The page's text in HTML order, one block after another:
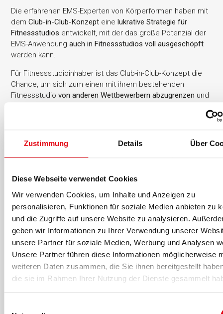
Zustimmung Details Über
Diese Webseite verwendet Cookies
Wir verwenden Cookies, um Inhalte und Anzeigen zu
personalisieren, Funktionen für soziale Medien anbieten zu
und die Zugriffe auf unsere Website zu analysieren.
geben wir Informationen zu Ihrer Verwendung unserer
unsere Partner für soziale Medien, Werbung und Analysen
Unsere Partner führen diese Informationen möglicherweise
weiteren Daten zusammen, die Sie ihnen bereitgestellt
die sie im Rahmen Ihrer Nutzung der Dienste gesammelt
Die erfahrenen EMS-Experten von Körperformen haben mit
demClub-in-Club-Konzept eine lukrative Strategie für
Fitnessstudios entwickelt, mit der das große Potenzial der
EMS-Anwendungauch in Fitnessstudios voll ausgeschöpft
werden kann.
Für Fitnessstudioinhaber ist das Club-in-Club-Konzept die
Chance, um sich zum einen mit ihrem bestehenden
Fitnessstudiovon anderen Wettbewerbern abzugrenzen und
DieIntegrationdes EMS-Trainings bringt
lassen sichNeumitglieder akquirieren.
Aber auch ehemalige Mitglieder, die aufgrund von 'zu wenig
Zeit' oder 'zu wenig Motivation' gekündigt haben, können
mit dem Club-in-Club-Konzept vom EMS-Training überzeugt
werden. Eine20-minütige Trainingseinheit pro Wochepasst
selbst bei einem gestressten Geschäftsmann noch in den
Terminkalender.
Neue Zielgruppe wird angesprochen